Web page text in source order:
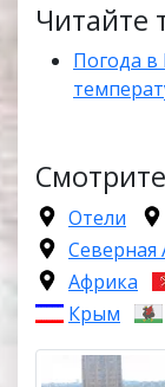
Читайте
Погода в
Отели
Северная
Африка
Крым